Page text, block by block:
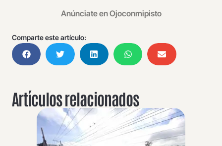
Anúnciate en Ojoconmipisto
Comparte este artículo:
Artículos relacionados